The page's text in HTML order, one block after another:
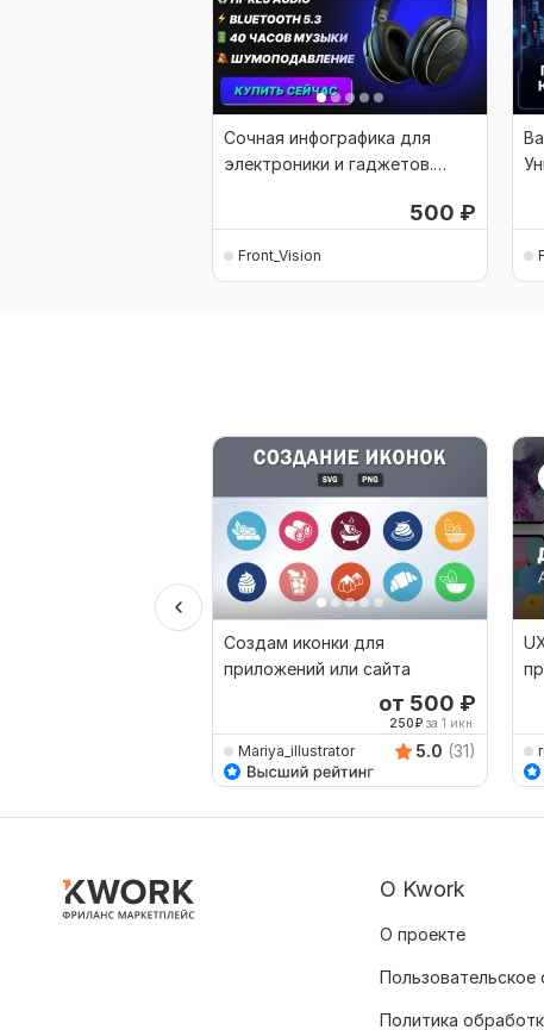
Сочная инфографика для
электроники и гаджетов.
500 ₽
Front_Vision
Создам иконки для
приложений или сайта
от 500 ₽
250₽ за 1 икн.
Mariya_illustrator 5.0 (31)
О Kwork
О проекте
Пользовательское
Политика